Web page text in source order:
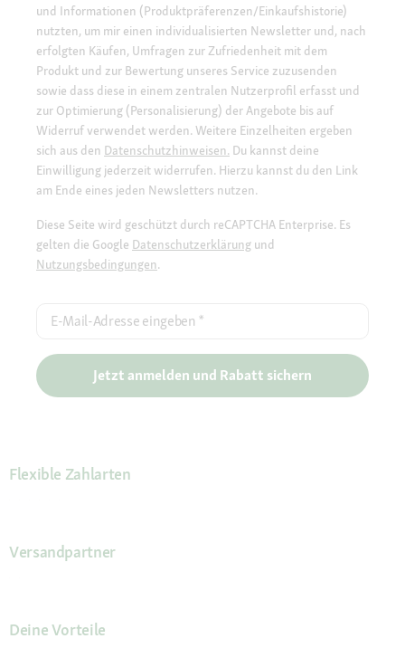
und Informationen (Produktpräferenzen/Einkaufshistorie)
nutzten, um mir einen individualisierten Newsletter und, nach
erfolgten Käufen, Umfragen zur Zufriedenheit mit dem
Produkt und zur Bewertung unseres Service zuzusenden
sowie dass diese in einem zentralen Nutzerprofil erfasst und
zur Optimierung (Personalisierung) der Angebote bis auf
Widerruf verwendet werden. Weitere Einzelheiten ergeben
sich aus den Datenschutzhinweisen. Du kannst deine
Einwilligung jederzeit widerrufen. Hierzu kannst du den Link
am Ende eines jeden Newsletters nutzen.
Diese Seite wird geschützt durch reCAPTCHA Enterprise. Es
gelten die Google Datenschutzerklärung und
Nutzungsbedingungen.
E-Mail-Adresse eingeben *
Jetzt anmelden und Rabatt sichern
Flexible Zahlarten
Versandpartner
Deine Vorteile